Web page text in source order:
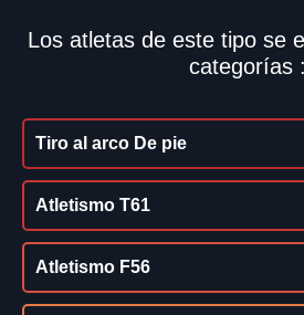
Los atletas de este tipo se
categorías :
Tiro al arco De pie
Atletismo T61
Atletismo F56